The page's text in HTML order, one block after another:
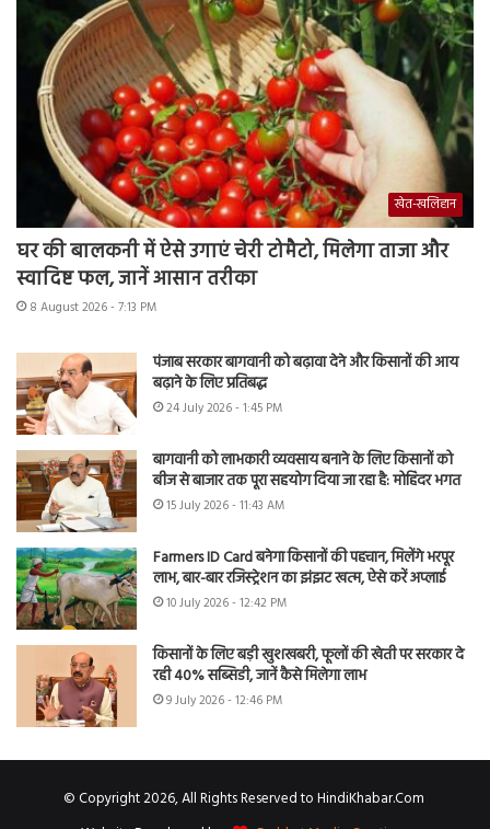
खेत-खलिहान
घर की बालकनी में ऐसे उगाएं चेरी टोमैटो, मिलेगा ताजा और
स्वादिष्ट फल, जानें आसान तरीका
8 August 2026 - 7:13 PM
पंजाब सरकार बागवानी को बढ़ावा देने और किसानों की आय
बढ़ाने के लिए प्रतिबद्ध
24 July 2026 - 1:45 PM
बागवानी को लाभकारी व्यवसाय बनाने के लिए किसानों को
बीज से बाजार तक पूरा सहयोग दिया जा रहा है: मोहिंदर भगत
15 July 2026 - 11:43 AM
Farmers ID Card बनेगा किसानों की पहचान, मिलेंगे भरपूर
लाभ, बार-बार रजिस्ट्रेशन का झंझट खत्म, ऐसे करें अप्लाई
10 July 2026 - 12:42 PM
किसानों के लिए बड़ी खुशखबरी, फूलों की खेती पर सरकार दे
रही 40% सब्सिडी, जानें कैसे मिलेगा लाभ
9 July 2026 - 12:46 PM
© Copyright 2026, All Rights Reserved to HindiKhabar.Com